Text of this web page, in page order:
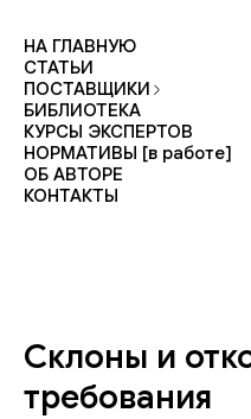
НА ГЛАВНУЮ
СТАТЬИ
ПОСТАВЩИКИ
БИБЛИОТЕКА
КУРСЫ ЭКСПЕРТОВ
НОРМАТИВЫ [в работе]
ОБ АВТОРЕ
КОНТАКТЫ
Склоны и
требования